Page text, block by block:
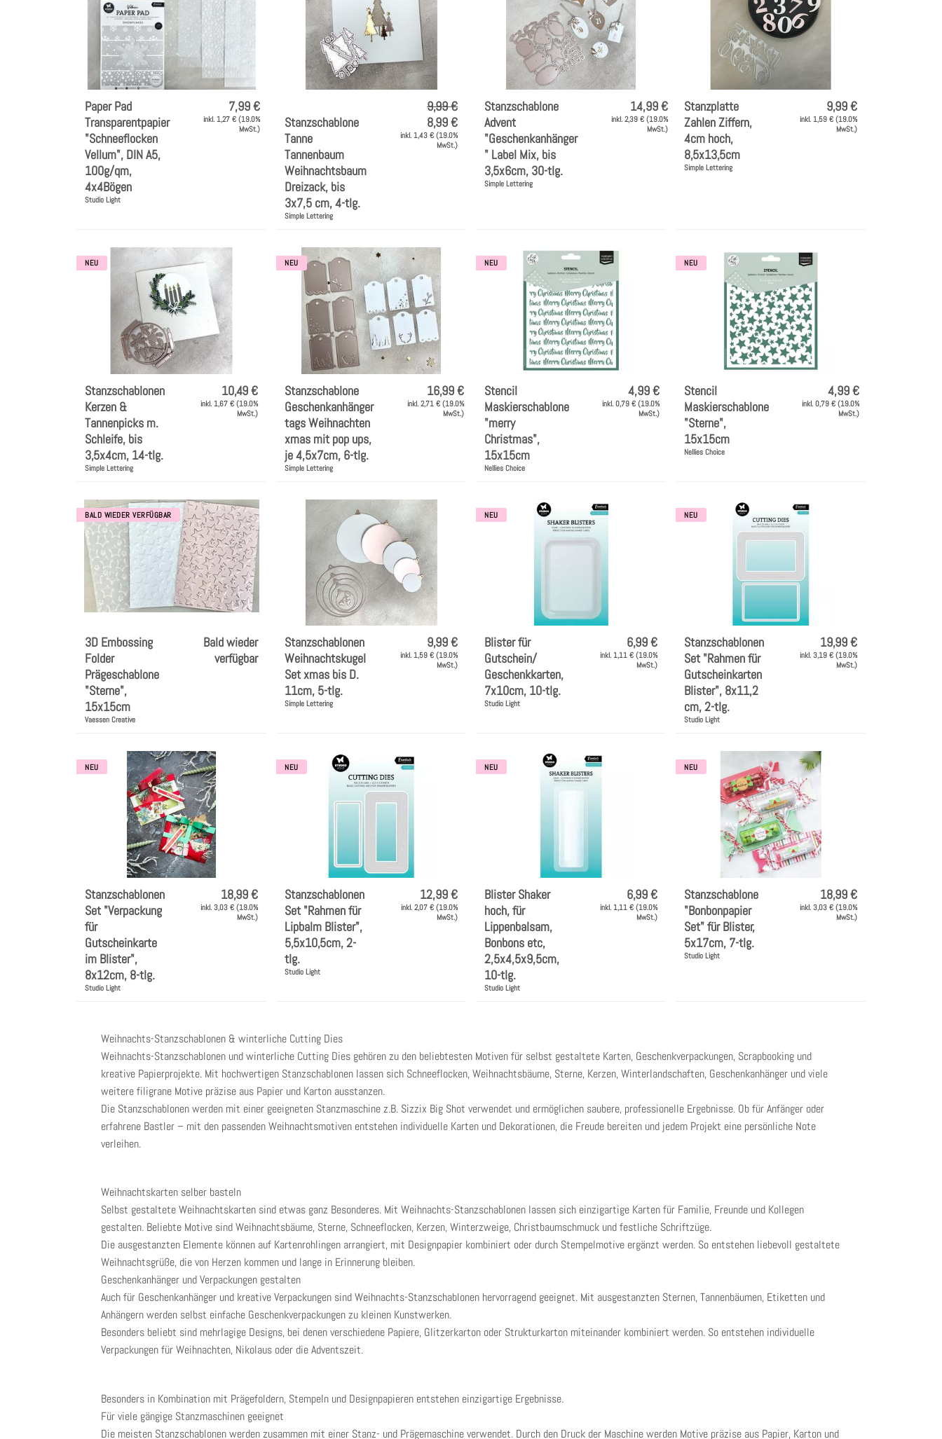
Paper Pad
Transparentpapier
"Schneeflocken
Vellum", DIN A5,
100g/qm,
4x4Bögen
Studio Light
7,99 €
inkl. 1,27 € (19.0%
MwSt.)
9,99 €
Stanzschablone
Tanne
Tannenbaum
Weihnachtsbaum
Dreizack, bis
3x7,5 cm, 4-tlg.
Simple Lettering
8,99 €
inkl. 1,43 € (19.0%
MwSt.)
Stanzschablone
Advent
"Geschenkanhänger
" Label Mix, bis
3,5x6cm, 30-tlg.
Simple Lettering
14,99 €
inkl. 2,39 € (19.0%
MwSt.)
Stanzplatte
Zahlen Ziffern,
4cm hoch,
8,5x13,5cm
Simple Lettering
9,99 €
inkl. 1,59 € (19.0%
MwSt.)
NEU
Stanzschablonen
Kerzen &
Tannenpicks m.
Schleife, bis
3,5x4cm, 14-tlg.
Simple Lettering
10,49 €
inkl. 1,67 € (19.0%
MwSt.)
NEU
Stanzschablone
Geschenkanhänger
tags Weihnachten
xmas mit pop ups,
je 4,5x7cm, 6-tlg.
Simple Lettering
16,99 €
inkl. 2,71 € (19.0%
MwSt.)
NEU
Stencil
Maskierschablone
"merry
Christmas",
15x15cm
Nellies Choice
4,99 €
inkl. 0,79 € (19.0%
MwSt.)
NEU
Stencil
Maskierschablone
"Sterne",
15x15cm
Nellies Choice
4,99 €
inkl. 0,79 € (19.0%
MwSt.)
BALD WIEDER VERFÜGBAR
3D Embossing
Folder
Prägeschablone
"Sterne",
15x15cm
Vaessen Creative
Bald wieder
verfügbar
Stanzschablonen
Weihnachtskugel
Set xmas bis D.
11cm, 5-tlg.
Simple Lettering
9,99 €
inkl. 1,59 € (19.0%
MwSt.)
NEU
Blister für
Gutschein/
Geschenkkarten,
7x10cm, 10-tlg.
Studio Light
6,99 €
inkl. 1,11 € (19.0%
MwSt.)
NEU
Stanzschablonen
Set "Rahmen für
Gutscheinkarten
Blister", 8x11,2
cm, 2-tlg.
Studio Light
19,99 €
inkl. 3,19 € (19.0%
MwSt.)
NEU
Stanzschablonen
Set "Verpackung
für
Gutscheinkarte
im Blister",
8x12cm, 8-tlg.
Studio Light
18,99 €
inkl. 3,03 € (19.0%
MwSt.)
NEU
Stanzschablonen
Set "Rahmen für
Lipbalm Blister",
5,5x10,5cm, 2-
tlg.
Studio Light
12,99 €
inkl. 2,07 € (19.0%
MwSt.)
NEU
Blister Shaker
hoch, für
Lippenbalsam,
Bonbons etc,
2,5x4,5x9,5cm,
10-tlg.
Studio Light
6,99 €
inkl. 1,11 € (19.0%
MwSt.)
NEU
Stanzschablone
"Bonbonpapier
Set" für Blister,
5x17cm, 7-tlg.
Studio Light
18,99 €
inkl. 3,03 € (19.0%
MwSt.)
Weihnachts-Stanzschablonen & winterliche Cutting Dies
Weihnachts-Stanzschablonen und winterliche Cutting Dies gehören zu den beliebtesten Motiven für selbst gestaltete Karten, Geschenkverpackungen, Scrapbooking und
kreative Papierprojekte. Mit hochwertigen Stanzschablonen lassen sich Schneeflocken, Weihnachtsbäume, Sterne, Kerzen, Winterlandschaften, Geschenkanhänger und viele
weitere filigrane Motive präzise aus Papier und Karton ausstanzen.
Die Stanzschablonen werden mit einer geeigneten Stanzmaschine z.B. Sizzix Big Shot verwendet und ermöglichen saubere, professionelle Ergebnisse. Ob für Anfänger oder
erfahrene Bastler – mit den passenden Weihnachtsmotiven entstehen individuelle Karten und Dekorationen, die Freude bereiten und jedem Projekt eine persönliche Note
verleihen.
Weihnachtskarten selber basteln
Selbst gestaltete Weihnachtskarten sind etwas ganz Besonderes. Mit Weihnachts-Stanzschablonen lassen sich einzigartige Karten für Familie, Freunde und Kollegen
gestalten. Beliebte Motive sind Weihnachtsbäume, Sterne, Schneeflocken, Kerzen, Winterzweige, Christbaumschmuck und festliche Schriftzüge.
Die ausgestanzten Elemente können auf Kartenrohlingen arrangiert, mit Designpapier kombiniert oder durch Stempelmotive ergänzt werden. So entstehen liebevoll gestaltete
Weihnachtsgrüße, die von Herzen kommen und lange in Erinnerung bleiben.
Geschenkanhänger und Verpackungen gestalten
Auch für Geschenkanhänger und kreative Verpackungen sind Weihnachts-Stanzschablonen hervorragend geeignet. Mit ausgestanzten Sternen, Tannenbäumen, Etiketten und
Anhängern werden selbst einfache Geschenkverpackungen zu kleinen Kunstwerken.
Besonders beliebt sind mehrlagige Designs, bei denen verschiedene Papiere, Glitzerkarton oder Strukturkarton miteinander kombiniert werden. So entstehen individuelle
Verpackungen für Weihnachten, Nikolaus oder die Adventszeit.
Besonders in Kombination mit Prägefoldern, Stempeln und Designpapieren entstehen einzigartige Ergebnisse.
Für viele gängige Stanzmaschinen geeignet
Die meisten Stanzschablonen werden zusammen mit einer Stanz- und Prägemaschine verwendet. Durch den Druck der Maschine werden Motive präzise aus Papier, Karton und